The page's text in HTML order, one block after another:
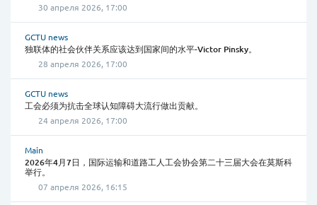
30 апреля 2026, 17:00
GCTU news
独联体的社会伙伴关系应该达到国家间的水平-Victor Pinsky。
28 апреля 2026, 17:00
GCTU news
工会必须为抗击全球认知障碍大流行做出贡献。
24 апреля 2026, 17:00
Main
2026年4月7日，国际运输和道路工人工会协会第二十三届大会在莫斯科
举行。
07 апреля 2026, 16:15